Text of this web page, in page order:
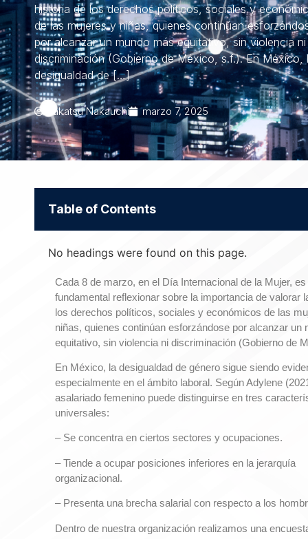
historia de los derechos políticos, sociales y
de las mujeres y niñas, quienes continúan
por alcanzar un mundo más equitativo, sin violencia ni
discriminación (Gobierno de México, s.f.). En México,
desigualdad de […]
Takatsu Nakauchi marzo 7, 2025
Table of Contents
No headings were found on this page.
Cada 8 de marzo, en el Día Internacional de la Mujer, es
fundamental reflexionar sobre la importancia de valorar
los derechos políticos, sociales y económicos de las
niñas, quienes continúan esforzándose por alcanzar un
equitativo, sin violencia ni discriminación (Gobierno de
En México, la desigualdad de género sigue siendo
especialmente en el ámbito laboral. Según Adylene
asalariado femenino puede distinguirse en tres
universales:
– Se concentra en ciertos sectores y ocupaciones.
– Tiende a ocupar posiciones inferiores en la jerarquía
organizacional.
– Presenta una brecha salarial con respecto a los
Dentro de nuestra organización realizamos una